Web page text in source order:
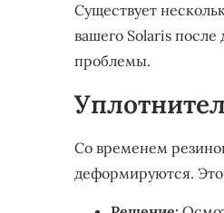
Существует
вашего Solaris
проблемы.
Со временем
деформируются. Это